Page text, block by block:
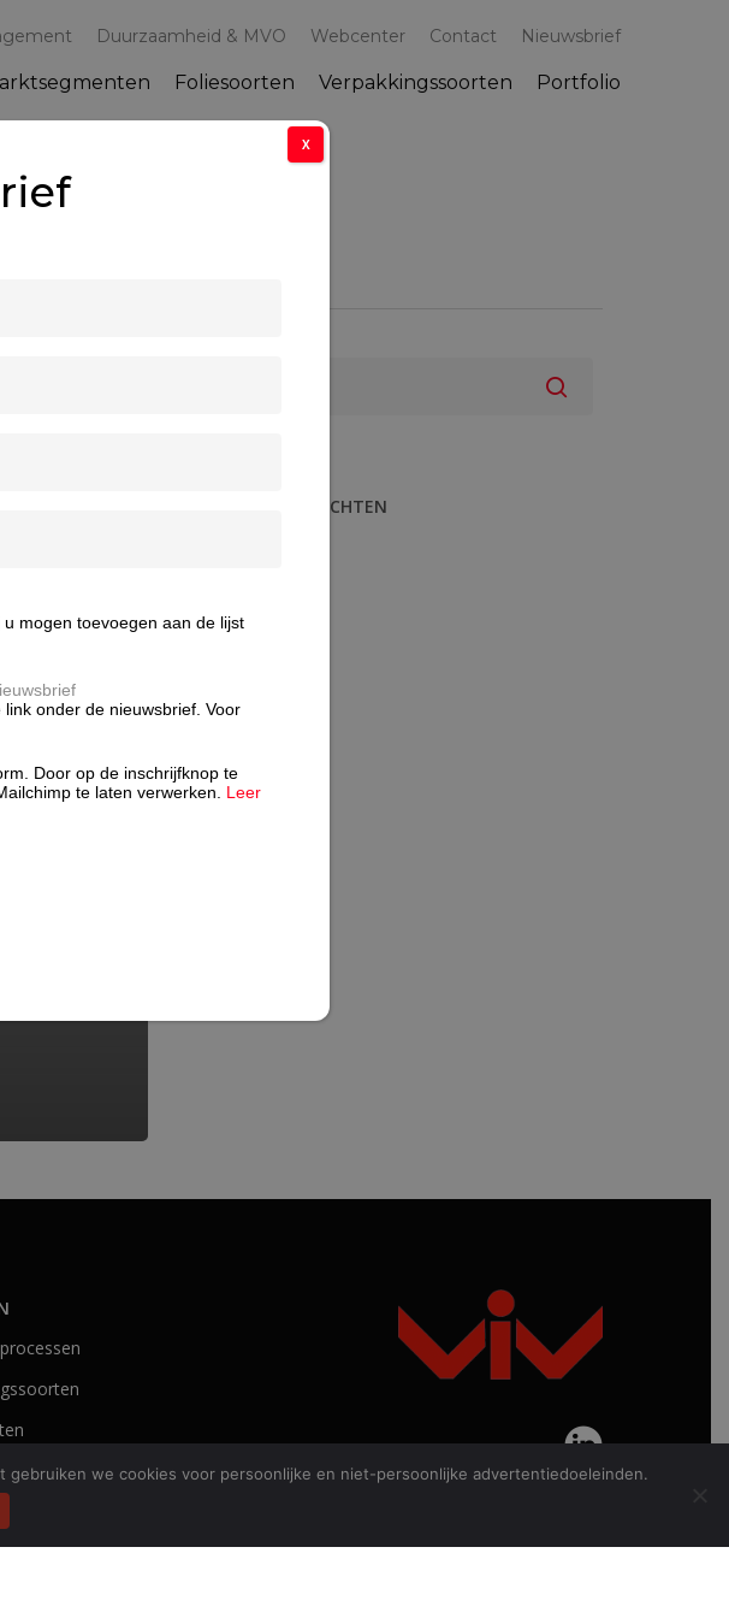
Duurzaamheid & MVO Webcenter Contact Nieuwsbrief
Foliesoorten Verpakkingssoorten Portfolio
RECENTE BERICHTEN
mogen toevoegen aan de lijst
onder de nieuwsbrief. Voor
Door op de inschrijfknop te
te laten verwerken. Leer
X
we cookies voor persoonlijke en niet-persoonlijke advertentiedoeleinden.